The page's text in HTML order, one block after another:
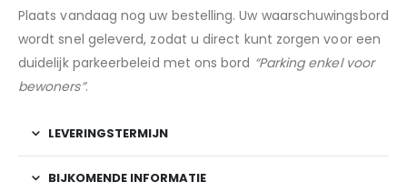
Plaats vandaag nog uw bestelling. Uw waarschuwingsbord
wordt snel geleverd, zodat u direct kunt zorgen voor een
duidelijk parkeerbeleid met ons bord “Parking enkel voor
bewoners”.
LEVERINGSTERMIJN
BIJKOMENDE INFORMATIE